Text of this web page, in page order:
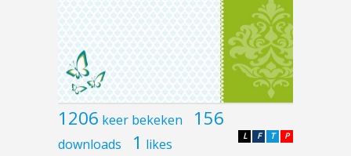
1206 keer bekeken 156
downloads 1 likes P
T
F
L